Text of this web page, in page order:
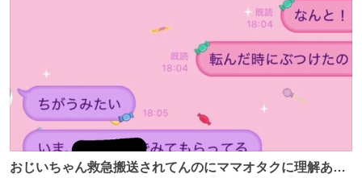
おじいちゃん救急搬送されてんのにママオタクに理解あっ